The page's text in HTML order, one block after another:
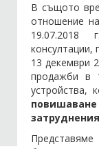
В същото
отношение
13 декември
продажби в
устройства,